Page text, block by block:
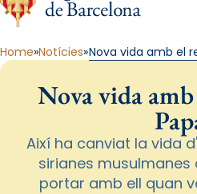
Home Notícies Nova vida amb el
Nova vida
Així ha canviat la vida
sirianes musulmanes
portar amb ell quan